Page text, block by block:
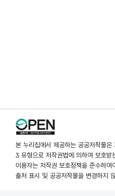
본 누리집에서 제공하는 공공저작물
3 유형으로 저작권법에 의하여 보호받
이용자는 저작권 보호정책을 준수하
출처 표시 및 공공저작물을 변경하지